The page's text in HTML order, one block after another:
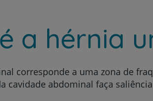
a hérnia
corresponde a uma zona de
cavidade abdominal faça